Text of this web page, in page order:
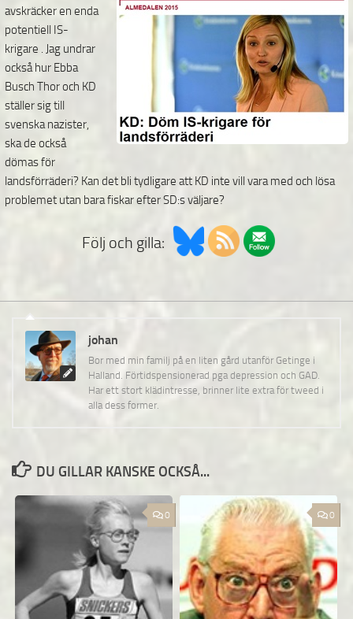
avskräcker en enda
potentiell IS-
krigare . Jag undrar
också hur Ebba
Busch Thor och KD
ställer sig till
svenska nazister,
ska de också
dömas för
landsförräderi? Kan det bli tydligare att KD inte vill vara med och lösa
problemet utan bara fiskar efter SD:s väljare?
Följ och gilla:
johan
Bor med min familj på en liten gård utanför Getinge i
Halland. Förtidspensionerad pga depression och GAD.
Har ett stort klädintresse, brinner lite extra för tweed i
alla dess former.
DU GILLAR KANSKE OCKSÅ...
0 0